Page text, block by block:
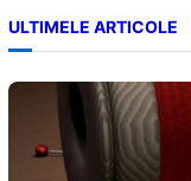
ULTIMELE ARTICOLE